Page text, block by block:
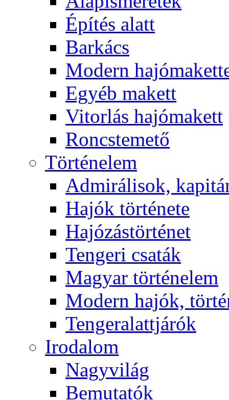
Építés alatt
Barkács
Modern
Egyéb makett
Vitorlás hajómakett
Roncstemető
Történelem
Admirálisok,
Hajók története
Hajózástörténet
Tengeri csaták
Magyar történelem
Modern hajók,
Tengeralattjárók
Irodalom
Nagyvilág
Bemutatók